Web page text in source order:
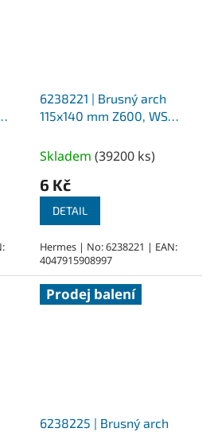
6238221 | Brusný arch
115x140 mm Z600, WS
Skladem (39200 ks)
6 Kč
DETAIL
Hermes | No: 6238221 | EAN:
4047915908997
Prodej balení
6238225 | Brusný arch